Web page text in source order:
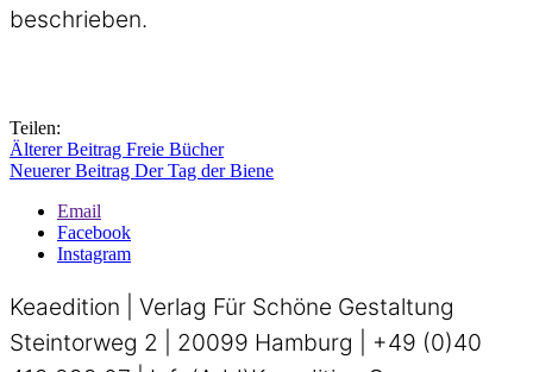
beschrieben.
Teilen:
Älterer Beitrag Freie Bücher
Neuerer Beitrag Der Tag der Biene
Email
Facebook
Instagram
Keaedition | Verlag Für Schöne Gestaltung
Steintorweg 2 | 20099 Hamburg | +49 (0)40